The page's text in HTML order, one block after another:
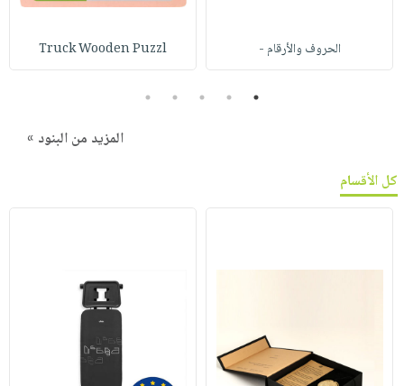
الحروف والأرقام - Truck Wooden Puzzl
1
2
3
4
5
المزيد من البنود »
كل الأقسام